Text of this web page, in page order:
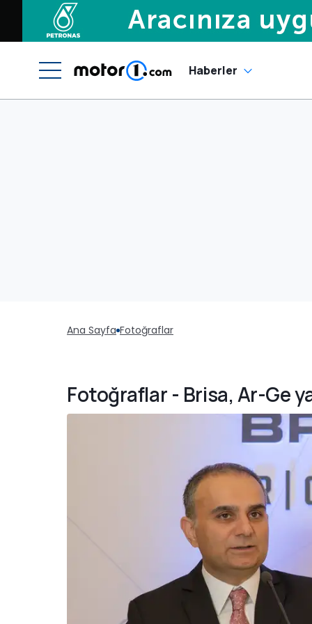
Haberler
Ana Sayfa Fotoğraflar
Fotoğraflar - Brisa, Ar-Ge